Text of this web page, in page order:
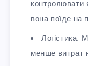
контролювати
вона поїде на
Логістика.
менше витрат